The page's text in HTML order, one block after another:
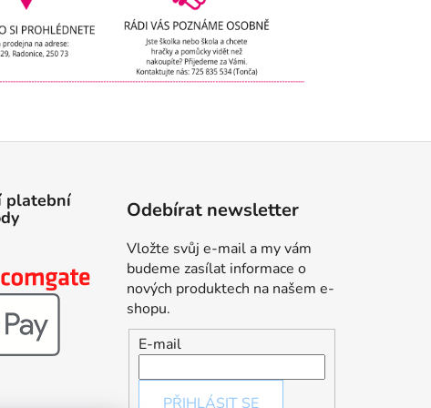
platební Odebírat newsletter
Vložte svůj e-mail a my vám
budeme zasílat informace o
nových produktech na našem e-
shopu.
E-mail
PŘIHLÁSIT SE